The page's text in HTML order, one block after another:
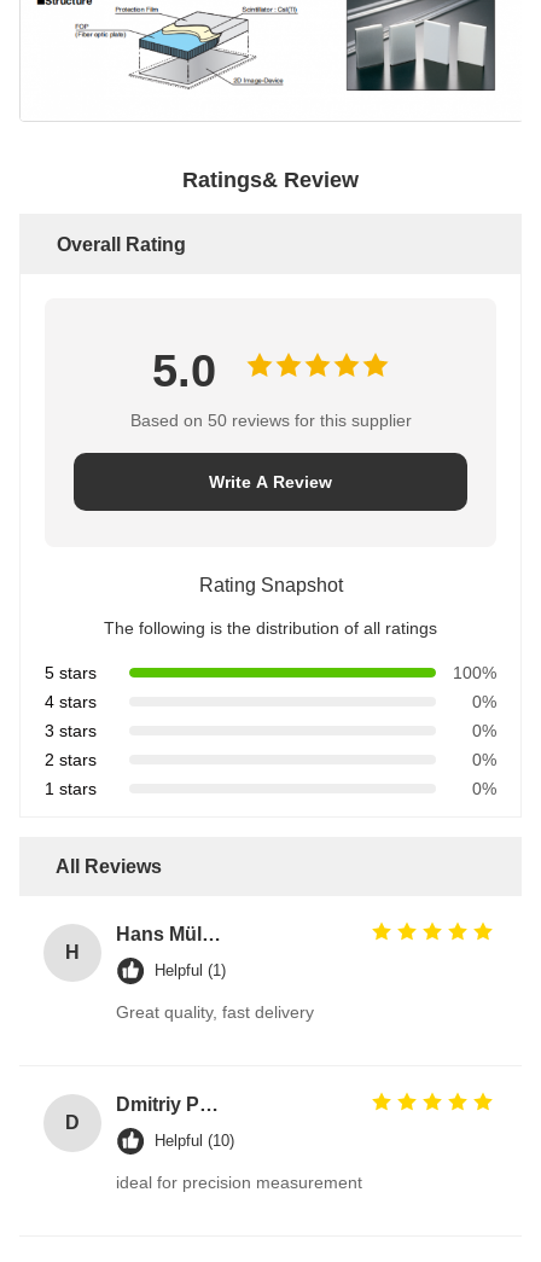
Ratings& Review
Overall Rating
5.0
Based on 50 reviews for this supplier
Write A Review
Rating Snapshot
The following is the distribution of all ratings
5 stars
100%
4 stars
0%
3 stars
0%
2 stars
0%
1 stars
0%
All Reviews
H
Hans Müller
Helpful (1)
Great quality, fast delivery
D
Dmitriy Petrov
Helpful (10)
ideal for precision measurement